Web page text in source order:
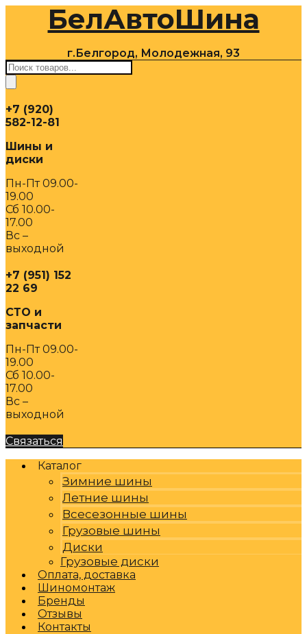
содержимомуБелАвтоШина
г.Белгород, Молодежная, 93
Поиск
товаров
+7 (920)
582-12-81
Шины и
диски
Пн-Пт 09.00-
19.00
Сб 10.00-
17.00
Вс –
выходной
+7 (951) 152
22 69
СТО и
запчасти
Пн-Пт 09.00-
19.00
Сб 10.00-
17.00
Вс –
выходной
Связаться
Каталог
Зимние шины
Летние шины
Всесезонные шины
Грузовые шины
Диски
Грузовые диски
Оплата, доставка
Шиномонтаж
Бренды
Отзывы
Контакты